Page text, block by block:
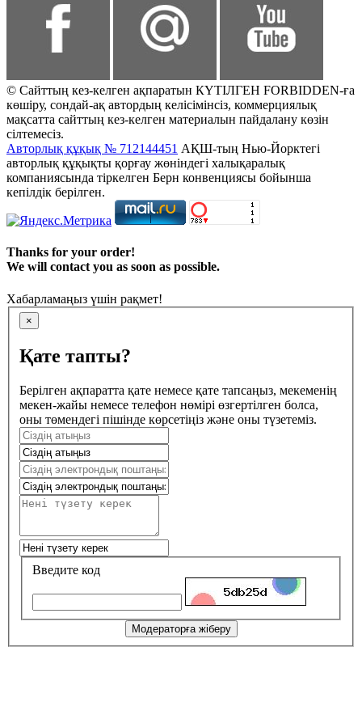
© Сайттың кез-келген ақпаратын КҮТІЛГЕН FORBIDDEN-ға
көшіру, сондай-ақ автордың келісімінсіз, коммерциялық
мақсатта сайттың кез-келген материалын пайдалану көзін
сілтемесіз.
Авторлық құқық № 712144451 АҚШ-тың Нью-Йорктегі
авторлық құқықты қорғау жөніндегі халықаралық
компаниясында тіркелген Берн конвенциясы бойынша
кепілдік берілген.
Thanks for your order!
We will contact you as soon as possible.
Хабарламаңыз үшін рақмет!
×
Қате тапты?
Берілген ақпаратта қате немесе қате тапсаңыз, мекеменің
мекен-жайы немесе телефон нөмірі өзгертілген болса,
оны төмендегі пішінде көрсетіңіз және оны түзетеміз.
Введите код
Модераторға жіберу